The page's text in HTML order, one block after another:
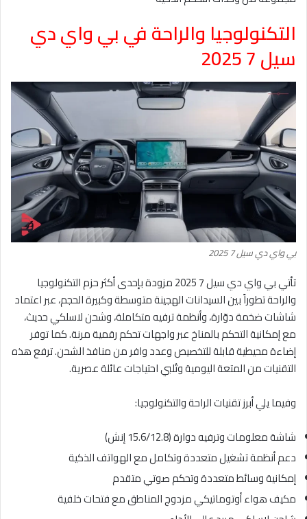
التكنولوجيا والراحة في بي واي دي
سيل 7 2025
بي واي دي سيل 7 2025
تأتي بي واي دي سيل 7 2025 مزودة بإحدى أكثر حزم التكنولوجيا
والراحة تطوراً بين السيدانات الهجينة متوسطة وكبيرة الحجم، عبر اعتماد
شاشات ضخمة دوّارة، وأنظمة ترفيه متكاملة، وشحن لاسلكي حديث،
مع إمكانية التحكم بالمناخ عبر واجهات تحكم رقمية مرنة. كما توفر
إضاءة محيطية قابلة للتخصيص وعدد وافر من منافذ الشحن. ترفع هذه
التقنيات من المتعة اليومية وتُلبي احتياجات عائلة عصرية.
وفيما يلي أبرز تقنيات الراحة والتكنولوجيا:
شاشة معلومات وترفيه دوارة (15.6/12.8 إنش)
دعم أنظمة تشغيل متعددة وتكامل مع الهواتف الذكية
إمكانية وسائط متعددة وتحكم صوتي متقدم
مكيف هواء أوتوماتيكي مزدوج المناطق مع فتحات خلفية